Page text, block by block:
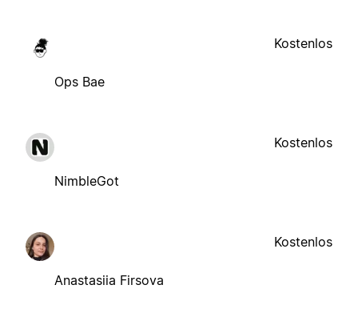
Ops Bae
Kostenlos
NimbleGot
Kostenlos
Anastasiia Firsova
Kostenlos